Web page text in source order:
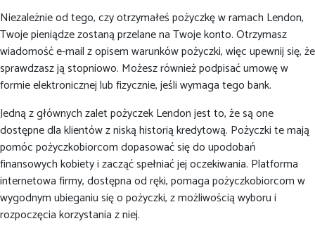
Niezależnie od tego, czy otrzymałeś pożyczkę w ramach Lendon,
Twoje pieniądze zostaną przelane na Twoje konto. Otrzymasz
wiadomość e-mail z opisem warunków pożyczki, więc upewnij się, że
sprawdzasz ją stopniowo. Możesz również podpisać umowę w
formie elektronicznej lub fizycznie, jeśli wymaga tego bank.
Jedną z głównych zalet pożyczek Lendon jest to, że są one
dostępne dla klientów z niską historią kredytową. Pożyczki te mają
pomóc pożyczkobiorcom dopasować się do upodobań
finansowych kobiety i zacząć spełniać jej oczekiwania. Platforma
internetowa firmy, dostępna od ręki, pomaga pożyczkobiorcom w
wygodnym ubieganiu się o pożyczki, z możliwością wyboru i
rozpoczęcia korzystania z niej.